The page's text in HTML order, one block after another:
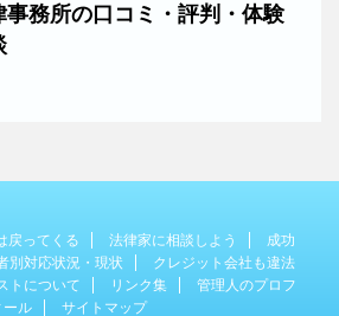
事務所の口コミ・評判・体験
戻ってくる 法律家に相談しよう
成功
別対応状況・現状
クレジット会社も違法
トについて リンク集
管理人のプロフ
ール
サイトマップ